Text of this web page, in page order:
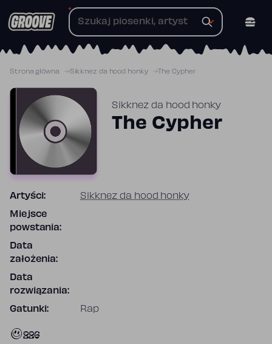
do
Strona główna Sikknez da hood honky The Cypher
Sikknez da hood honky
The Cypher
Artyści: Sikknez da hood honky
Miejsce
powstania:
Data
założenia:
Data
rozwiązania:
Gatunki: Rap
226